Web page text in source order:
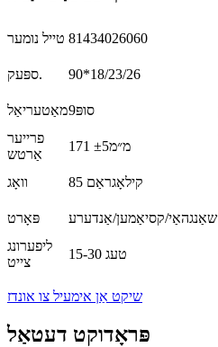
טייל נומער 81434026060
ספּעק.
90*18/23/26
מאַטעריאַל סופּ9
פרייער
אַרטש
171 מ״מ±5
וואָג 85 קילאָגראַם
פּאָרט שאַנגהאַי/קסיאַמען/אַנדערע
ליפערונג
צייט
15-30 טעג
שיקט אַן אימעיל צו אונדז
פּראָדוקט דעטאַל